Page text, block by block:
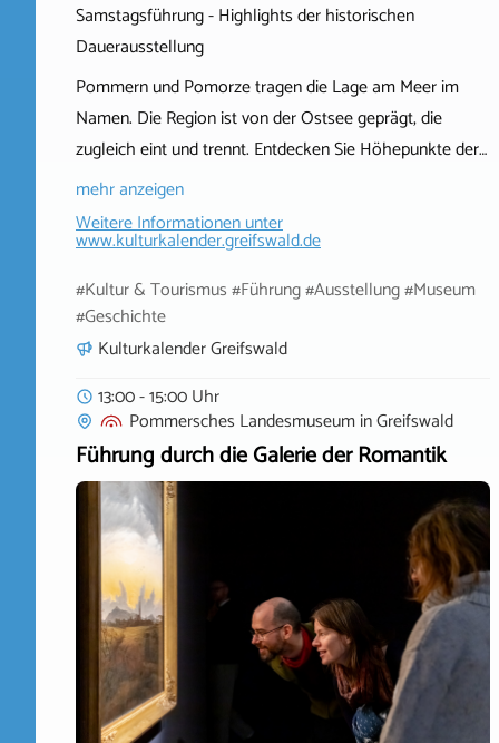
Samstagsführung - Highlights der historischen
Dauerausstellung
Pommern und Pomorze tragen die Lage am Meer im
Namen. Die Region ist von der Ostsee geprägt, die
zugleich eint und trennt. Entdecken Sie Höhepunkte der…
mehr anzeigen
Weitere Informationen unter
www.kulturkalender.greifswald.de
#Kultur & Tourismus #Führung #Ausstellung #Museum
#Geschichte
Kulturkalender Greifswald
13:00 - 15:00 Uhr
Pommersches LandesmuseuminGreifswald
Führung durch die Galerie der Romantik